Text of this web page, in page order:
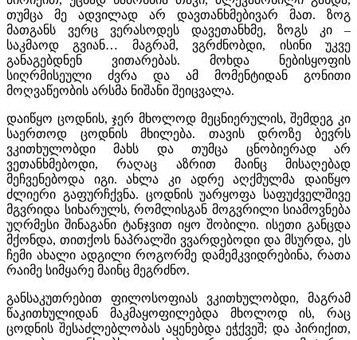
თუმცა მე ადვილად არ დავთანხმებივარ მათ. ზოგ
მათგანს ვერც ვერასოდეს დავეთანხმე, ზოგს კი –
საკმაოდ გვიან… მაგრამ, ვგრძნობდი, ისინი უკვე
განაგებდნენ ვითარებას. მოხდა ნებისყოფის
სიღრმისეული ძვრა და ამ მომენტიდან გონითი
მოღვაწეობის არსმა ნიშანი შეიცვალა.
დაიწყო ცოდნის, ჯერ მხოლოდ მეცნიერულის, შემდეგ კი
საერთოდ ცოდნის მხილება. თავის დროზე ბევრს
ვკითხულობდი მახს და თუმცა ცნობიერად არ
ვეთანხმებოდი, რაღაც აზრით მაინც მისაღებად
მეჩვენებოდა იგი. ახლა კი ადრე აღქმულმა დაიწყო
ძლიერი გაფურჩქვნა. ცოდნის უარყოფა საფუძველშივე
მგვრიდა სიხარულს, რომლისგან მოგვრილი სიამოვნება
უღრმესი შინაგანი ტანჯვით იყო შობილი. ისეთი განცდა
მქონდა, თითქოს ნაპრალში ვვარდებოდი და მსურდა, ეს
ჩემი ახალი ადგილი როგორმე დამემკვიდრებინა, რათა
რაიმე სიმყარე მაინც მეგრძნო.
განსაკუთრებით ფილოსოფიას ვკითხულობდი, მაგრამ
წაკითხულიდან მაკმაყოფილებდა მხოლოდ ის, რაც
ცოდნის შესაძლებლობას აყენებდა ეჭქვეშ; და პირიქით,